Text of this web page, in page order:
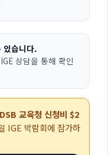
있습니다.
상담을 통해 확인
교육청 신청비 $2
IGE 박람회에 참가하